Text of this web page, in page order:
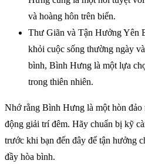
và hoàng hôn trên biển.
Thư Giãn và Tận Hưởng Yên
khỏi cuộc sống thường ngày
bình, Bình Hưng là một lựa
trong thiên nhiên.
Nhớ rằng Bình Hưng là một hòn đảo
động giải trí đêm. Hãy chuẩn bị kỹ
trước khi bạn đến đây để tận hưởng
đầy hòa bình.